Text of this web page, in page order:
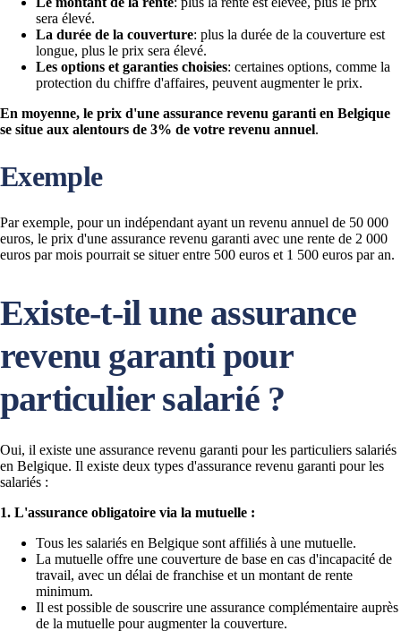
sera élevé.
La durée de la couverture: plus la durée de la couverture est
longue, plus le prix sera élevé.
Les options et garanties choisies: certaines options, comme la
protection du chiffre d'affaires, peuvent augmenter le prix.
En moyenne, le prix d'une assurance revenu garanti en Belgique
se situe aux alentours de 3% de votre revenu annuel.
Exemple
Par exemple, pour un indépendant ayant un revenu annuel de 50 000
euros, le prix d'une assurance revenu garanti avec une rente de 2 000
euros par mois pourrait se situer entre 500 euros et 1 500 euros par an.
Existe-t-il une assurance
revenu garanti pour
particulier salarié ?
Oui, il existe une assurance revenu garanti pour les particuliers salariés
en Belgique. Il existe deux types d'assurance revenu garanti pour les
salariés :
1. L'assurance obligatoire via la mutuelle :
Tous les salariés en Belgique sont affiliés à une mutuelle.
La mutuelle offre une couverture de base en cas d'incapacité de
travail, avec un délai de franchise et un montant de rente
minimum.
Il est possible de souscrire une assurance complémentaire auprès
de la mutuelle pour augmenter la couverture.